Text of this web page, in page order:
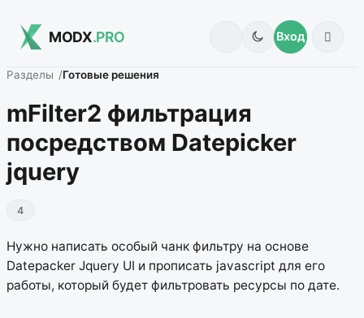
MODX.PRO Вход
Разделы Готовые решения
mFilter2 фильтрация
посредством Datepicker
jquery
4
Нужно написать особый чанк фильтру на основе
Datepacker Jquery UI и прописать javascript для его
работы, который будет фильтровать ресурсы по дате.